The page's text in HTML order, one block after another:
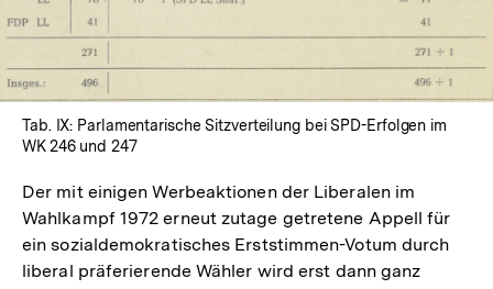
Tab. IX: Parlamentarische Sitzverteilung bei SPD-Erfolgen im
WK 246 und 247
Der mit einigen Werbeaktionen der Liberalen im
Wahlkampf 1972 erneut zutage getretene Appell für
ein sozialdemokratisches Erststimmen-Votum durch
liberal präferierende Wähler wird erst dann ganz